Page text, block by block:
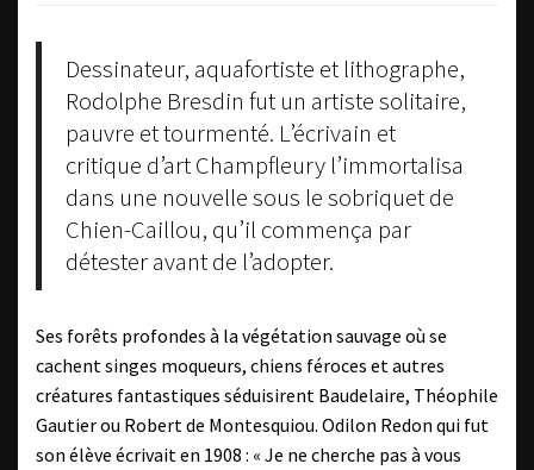
Dessinateur, aquafortiste et lithographe,
Rodolphe Bresdin fut un artiste solitaire,
pauvre et tourmenté. L’écrivain et
critique d’art Champfleury l’immortalisa
dans une nouvelle sous le sobriquet de
Chien-Caillou, qu’il commença par
détester avant de l’adopter.
Ses forêts profondes à la végétation sauvage où se
cachent singes moqueurs, chiens féroces et autres
créatures fantastiques séduisirent Baudelaire, Théophile
Gautier ou Robert de Montesquiou. Odilon Redon qui fut
son élève écrivait en 1908 : « Je ne cherche pas à vous